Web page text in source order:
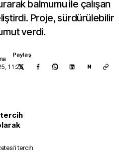
balmumu ile çalışan
Proje, sürdürülebilir
verdi.
11:25
Paylaş
N
'i tercih